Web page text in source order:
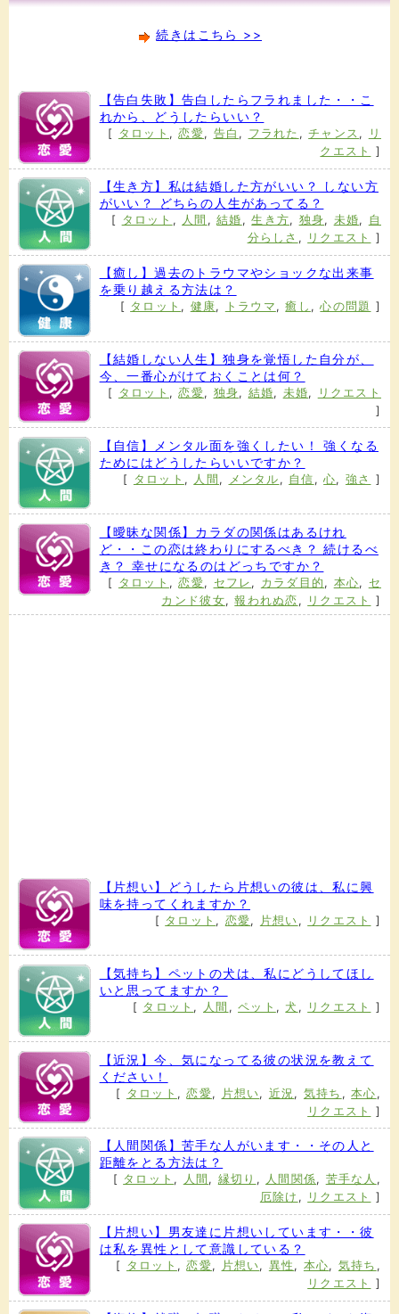
続きはこちら >>
【告白失敗】告白したらフラれました・・こ
れから、どうしたらいい？
[ タロット ,恋愛, 告白 , フラれた ,チャンス ,
リ
クエスト
]
【生き方】私は結婚した方がいい？ しない方
がいい？ どちらの人生があってる？
[ タロット , 人間 ,結婚 ,生き方, 独身, 未婚, 自
分らしさ , リクエスト ]
【癒し】過去のトラウマやショックな出来事
を乗り越える方法は？
[ タロット , 健康, トラウマ ,癒し ,心の問題 ]
【結婚しない人生】独身を覚悟した自分が、
今、一番心がけておくことは何？
[ タロット ,恋愛, 独身, 結婚, 未婚,
リクエスト
]
【自信】メンタル面を強くしたい！ 強くなる
ためにはどうしたらいいですか？
[ タロット , 人間 , メンタル , 自信 ,心, 強さ ]
【曖昧な関係】カラダの関係はあるけれ
ど・・この恋は終わりにするべき？ 続けるべ
き？ 幸せになるのはどっちですか？
[ タロット ,恋愛, セフレ , カラダ目的 , 本心, セ
カンド彼女,報われぬ恋 , リクエスト ]
【片想い】どうしたら片想いの彼は、私に興
味を持ってくれますか？
[ タロット , 恋愛, 片想い , リクエスト ]
【気持ち】ペットの犬は、私にどうしてほし
いと思ってますか？
[ タロット , 人間 ,ペット ,犬 , リクエスト ]
【近況】今、気になってる彼の状況を教えて
ください！
[ タロット ,恋愛, 片想い, 近況 , 気持ち ,本心 ,
リクエスト
]
【人間関係】苦手な人がいます・・その人と
距離をとる方法は？
[ タロット , 人間 , 縁切り , 人間関係, 苦手な人 ,
厄除け , リクエスト ]
【片想い】男友達に片想いしています・・彼
は私を異性として意識している？
[ タロット ,恋愛, 片想い, 異性 , 本心, 気持ち ,
リクエスト
]